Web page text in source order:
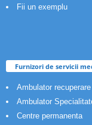
Fii un exemplu
Furnizori de servicii
Ambulator recuperare
Ambulator
Centre permanenta